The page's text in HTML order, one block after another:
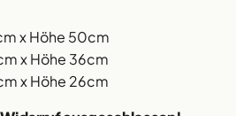
x Höhe 50cm
x Höhe 36cm
x Höhe 26cm